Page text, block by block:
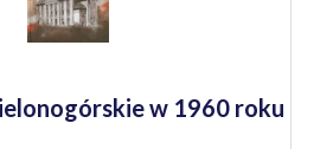
w 1960 roku